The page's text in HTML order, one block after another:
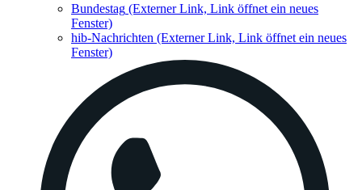
Bundestag (Externer Link, Link öffnet ein neues
Fenster)
hib-Nachrichten (Externer Link, Link öffnet ein neues
Fenster)